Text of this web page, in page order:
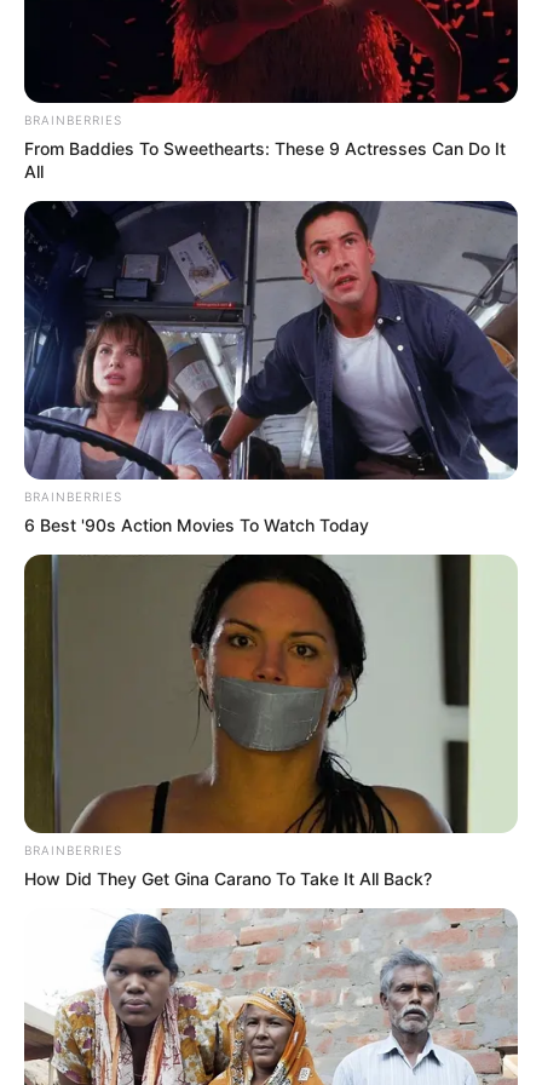
Satriyo Bintoro mengatakan proses keel laying frigat ini sudah
memenuhi regulasi SOLAS. Sebagai catatan, SOLAS atau
International Convention for the Safety of Life at Sea adalah
konvensi internasional yang menetapkan standar keselamatan
dalam desain, konstruksi, dan pengoperasian kapal.
Diselenggarakan oleh International Maritime Organization (IMO),
SOLAS adalah perjanjian keselamatan laut paling penting di
dunia, dengan tujuan utama untuk menjaga keselamatan nyawa
di laut.
Untuk tahapan keel laying disyaratkan berat blok yang sudah
konstruksi kurang lebih 2.778 ton. Lebih lanjut, Ia menuturkan
pelaksanaan keel laying kapal Frigat Merah Putih ke-2 dilakukan
lebih cepat dari jadwal yang ditentukan, yakni pada Maret 2025.
Hal ini menunjukkan progres pembangunan kapal Fregat Merah
Putih ke-2 mencatatkan deviasi positif.
BRAINBERRIES
From Baddies To Sweethearts: These 9 Actresses Can Do It
All
BRAINBERRIES
6 Best '90s Action Movies To Watch Today
BRAINBERRIES
How Did They Get Gina Carano To Take It All Back?